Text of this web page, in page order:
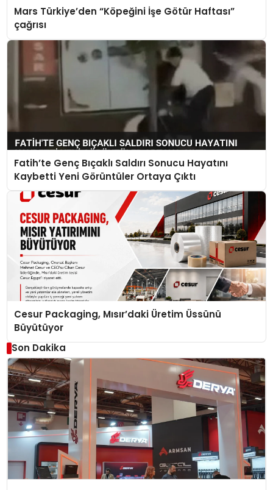
Mars Türkiye’den “Köpeğini İşe Götür Haftası”
çağrısı
Fatih’te Genç Bıçaklı Saldırı Sonucu Hayatını
Kaybetti Yeni Görüntüler Ortaya Çıktı
Cesur Packaging, Mısır’daki Üretim Üssünü
Büyütüyor
Son Dakika